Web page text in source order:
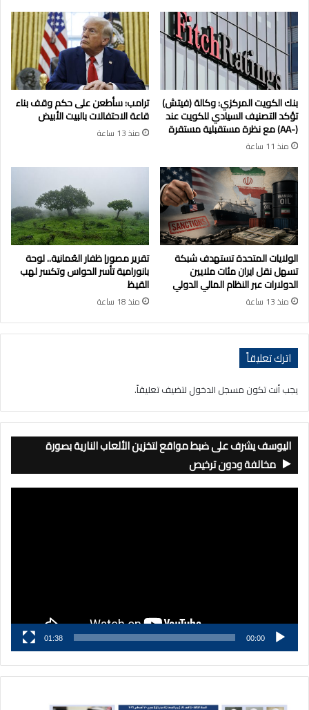
بنك الكويت المركزي: وكالة (فيتش)
تؤكد التصنيف السيادي للكويت عند
(-AA) مع نظرة مستقبلية مستقرة
منذ 11 ساعة
ترامب: سأطعن على حكم وقف بناء
قاعة الاحتفالات بالبيت الأبيض
منذ 13 ساعة
الولايات المتحدة تستهدف شبكة
تسهل نقل ايران مئات ملايين
الدولارات عبر النظام المالي الدولي
منذ 13 ساعة
تقرير مصور| ظفار العُمانية.. لوحة
بانورامية تأسر الحواس وتكسر لهب
القيظ
منذ 18 ساعة
اترك تعليقاً
يجب أنت تكون مسجل الدخول لتضيف تعليقاً.
اليوسف يشرف على ضبط مواقع لتخزين الألعاب النارية بصورة
مخالفة ودون ترخيص
00:00
01:38